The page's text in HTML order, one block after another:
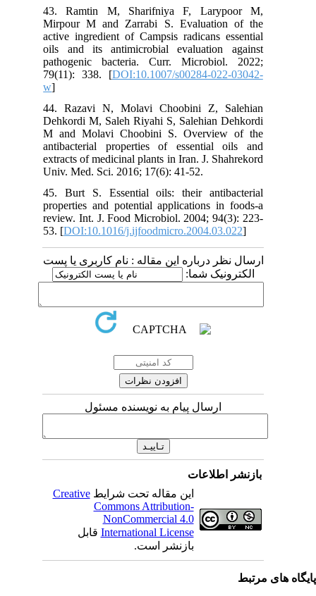
43. Ramtin M, Sharifniya F, Larypoor M,
Mirpour M and Zarrabi S. Evaluation of the
active ingredient of Campsis radicans essential
oils and its antimicrobial evaluation against
pathogenic bacteria. Curr. Microbiol. 2022;
79(11): 338. [DOI:10.1007/s00284-022-03042-
44. Razavi N, Molavi Choobini Z, Salehian
Dehkordi M, Saleh Riyahi S, Salehian Dehkordi
M and Molavi Choobini S. Overview of the
antibacterial properties of essential oils and
extracts of medicinal plants in Iran. J. Shahrekord
Univ. Med. Sci. 2016; 17(6): 41-52.
45. Burt S. Essential oils: their antibacterial
properties and potential applications in foods-a
review. Int. J. Food Microbiol. 2004; 94(3): 223-
53. [DOI:10.1016/j.ijfoodmicro.2004.03.022
ارسال نظر درباره این مقاله : نام کاربری یا پست
الکترونیک شما:
ارسال پیام به نویسنده مسئول
بازنشر اطلاعات
این مقاله تحت شرایط Creative
Commons Attribution-
NonCommercial 4.0
International Licenseقابل
بازنشر است.
های مرتبط